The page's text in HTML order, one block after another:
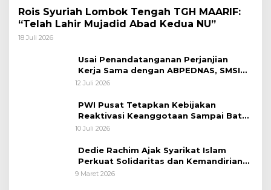
Rois Syuriah Lombok Tengah TGH MAARIF:
“Telah Lahir Mujadid Abad Kedua NU”
18 Juli 2026
Usai Penandatanganan Perjanjian
Kerja Sama dengan ABPEDNAS, SMSI
Bergerak Bentuk Pokja News Room
12 Juli 2026
PWI Pusat Tetapkan Kebijakan
Reaktivasi Keanggotaan Sampai Batas
31 Desember 2026
10 Juli 2026
Dedie Rachim Ajak Syarikat Islam
Perkuat Solidaritas dan Kemandirian
Ekonomi
9 Maret 2026